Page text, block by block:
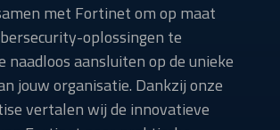
met Fortinet om op maat
oplossingen te
naadloos aansluiten op de unieke
jouw organisatie. Dankzij onze
vertalen wij de innovatieve